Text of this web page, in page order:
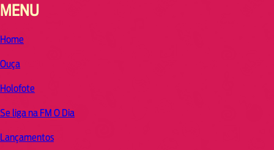
MENU
Home
Ouça
Holofote
Se liga na FM O Dia
Lançamentos